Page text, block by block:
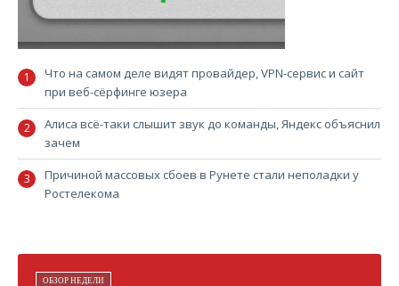
Что на самом деле видят провайдер, VPN-сервис и сайт
при веб-сёрфинге юзера
Алиса всё-таки слышит звук до команды, Яндекс объяснил
зачем
Причиной массовых сбоев в Рунете стали неполадки у
Ростелекома
ОБЗОР НЕДЕЛИ